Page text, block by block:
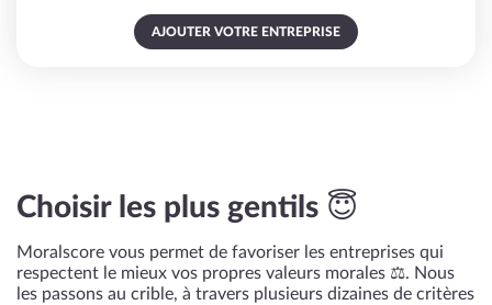
AJOUTER VOTRE ENTREPRISE
Choisir les plus gentils 😇
Moralscore vous permet de favoriser les entreprises qui
respectent le mieux vos propres valeurs morales ⚖️. Nous
les passons au crible, à travers plusieurs dizaines de critères